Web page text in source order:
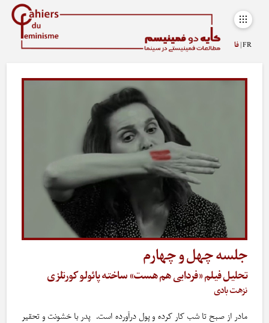
FR | فا
جلسه چهل و چهارم
تحلیل فیلم «فردایی هم هست» ساخته پائولو کورتلزی
نزهت بادی
مادر از صبح تا شب کار کرده و پول درآورده است. پدر با خشونت و تحقیر